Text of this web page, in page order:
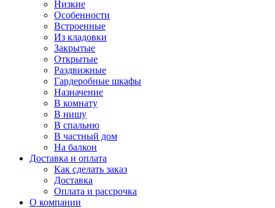
Низкие
Особенности
Встроенные
Из кладовки
Закрытые
Открытые
Раздвижные
Гардеробные шкафы
Назначение
В комнату
В нишу
В спальню
В частный дом
На балкон
Доставка и оплата
Как сделать заказ
Доставка
Оплата и рассрочка
О компании